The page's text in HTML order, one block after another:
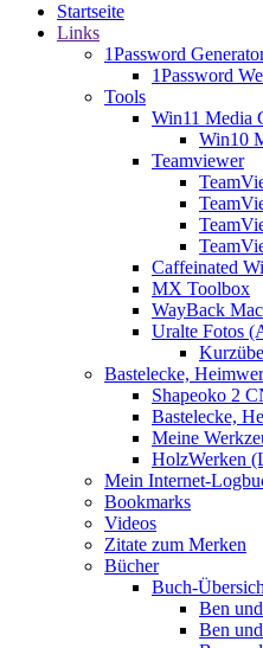
Startseite
Links
1Password
1Password
Tools
Win11 Media
Win10
Teamviewer
Caffeinated
MX Toolbox
WayBack
Uralte Fotos
Bastelecke,
Shapeoko 2
Bastelecke,
Meine
HolzWerken
Mein Internet-
Bookmarks
Videos
Zitate zum Merken
Bücher
Buch-
Ben
Ben